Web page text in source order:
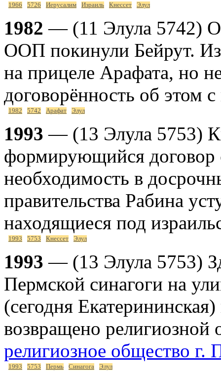
1966 5726 Иерусалим Израиль Кнессет Элул
1982 — (11 Элула 5742)
ООП покинули Бейрут.
на прицеле Арафата, но
договорённость об этом
1982 5742 Арафат Элул
1993 — (13 Элула 5753)
формирующийся договор
необходимость в
правительства Рабина
находящиеся под
1993 5753 Кнессет Элул
1993 — (13 Элула 5753)
Пермской синагоги на
(сегодня
возвращено религиозной
религиозное общество г.
1993 5753 Пермь Синагога Элул